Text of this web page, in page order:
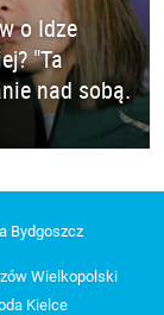
o Idze
"Ta
nad sobą.
Bydgoszcz
Wielkopolski
Kielce